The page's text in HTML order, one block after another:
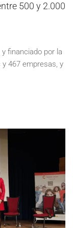
500 y 2.000
financiado por la
y 467 empresas, y